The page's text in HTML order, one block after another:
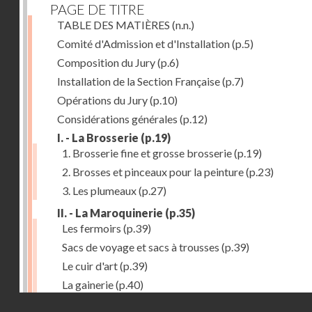
PAGE DE TITRE
TABLE DES MATIÈRES (n.n.)
Comité d'Admission et d'Installation(p.5)
Composition du Jury(p.6)
Installation de la Section Française(p.7)
Opérations du Jury(p.10)
Considérations générales (p.12)
I. - La Brosserie (p.19)
1. Brosserie fine et grosse brosserie(p.19)
2. Brosses et pinceaux pour la peinture(p.23)
3. Les plumeaux(p.27)
II. - La Maroquinerie (p.35)
Les fermoirs (p.39)
Sacs de voyage et sacs à trousses (p.39)
Le cuir d'art(p.39)
La gainerie(p.40)